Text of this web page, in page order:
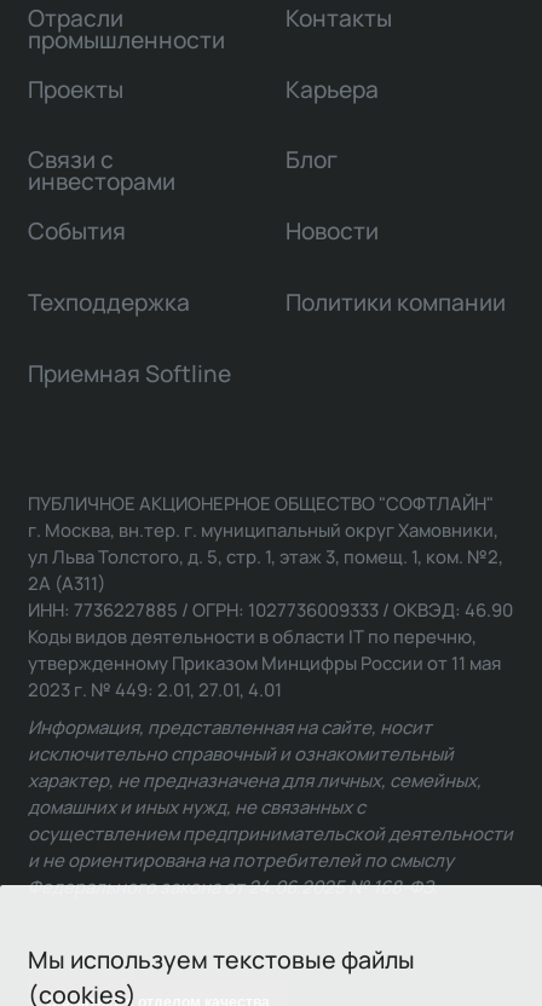
Мы используем текстовые файлы
(cookies)
Отрасли
промышленности
Проекты
Связи с
инвесторами
Контакты
Карьера
Блог
События Новости
Техподдержка Политики компании
Приемная Softline
ПУБЛИЧНОЕ АКЦИОНЕРНОЕ ОБЩЕСТВО "СОФТЛАЙН"
г. Москва, вн.тер. г. муниципальный округ Хамовники,
ул Льва Толстого, д. 5, стр. 1, этаж 3, помещ. 1, ком. №2,
2А (А311)
ИНН: 7736227885 / ОГРН: 1027736009333 / ОКВЭД: 46.90
Коды видов деятельности в области IT по перечню,
утвержденному Приказом Минцифры России от 11 мая
2023 г. № 449: 2.01, 27.01, 4.01
Информация, представленная на сайте, носит
исключительно справочный и ознакомительный
характер, не предназначена для личных, семейных,
домашних и иных нужд, не связанных с
осуществлением предпринимательской деятельности
и не ориентирована на потребителей по смыслу
Федерального закона от 24.06.2025 № 168-ФЗ.